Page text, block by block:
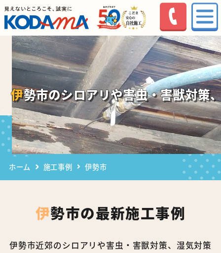
伊勢市のシロアリや害虫・害獣対策
ホーム 施工事例 伊勢市
伊勢市の最新施工事例
伊勢市近郊のシロアリや害虫・害獣対策、湿気対策